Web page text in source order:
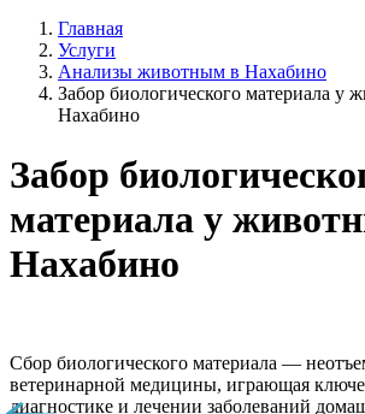
Главная
Услуги
Анализы животным в Нахабино
Забор биологического материала у
Нахабино
Забор
материала у
Нахабино
Сбор биологического материала —
ветеринарной медицины, играющая
диагностике и лечении заболеваний